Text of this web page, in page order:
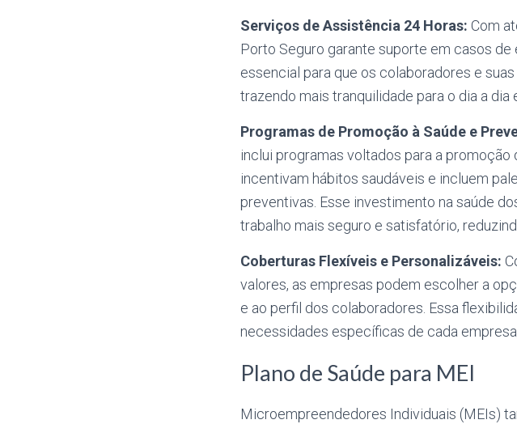
Serviços de Assistência 24 Horas: Com
Porto Seguro garante suporte em casos
essencial para que os colaboradores e
trazendo mais tranquilidade para o dia a
Programas de Promoção à Saúde e
inclui programas voltados para a
incentivam hábitos saudáveis e incluem
preventivas. Esse investimento na saúde
trabalho mais seguro e satisfatório,
Coberturas Flexíveis e Personalizáveis:
valores, as empresas podem escolher a
e ao perfil dos colaboradores. Essa
necessidades específicas de cada
Plano de Saúde para MEI
Microempreendedores Individuais (MEIs)